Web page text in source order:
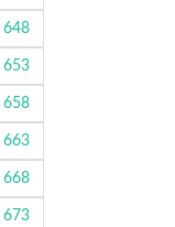
648
653
658
663
668
673